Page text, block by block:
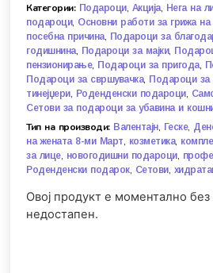
Категории: Подароци, Акција, Нега на
подароци, Основни работи за грижа на
посебна причина, Подароци за
годишнина, Подароци за мајки,
пензионирање, Подароци за пригода,
Подароци за свршувачка, Подароци за
тинејџери, Роденденски подароци,
Сетови за подароци за убавина и
Тип на производи: Валентајн, Геске,
на жената 8-ми Март, козметика,
за лице, новогодишни подароци,
Роденденски подарок, Сетови,
Овој продукт е моментално без
недостапен.